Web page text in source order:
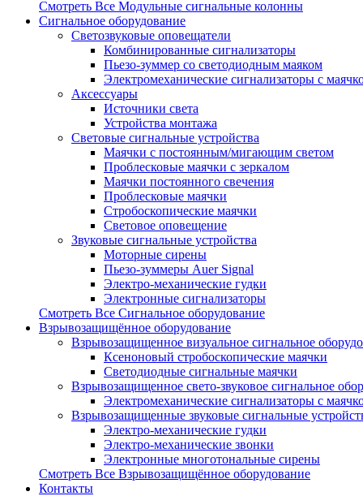
Смотреть Все Модульные сигнальные колонны
Сигнальное оборудование
Светозвуковые оповещатели
Комбинированные сигнализаторы
Пьезо-зуммер со светодиодным маяком
Электромеханические сигнализаторы с
Аксессуары
Источники света
Устройства монтажа
Световые сигнальные устройства
Маячки с постоянным/мигающим светом
Проблесковые маячки с зеркалом
Маячки постоянного свечения
Проблесковые маячки
Стробоскопические маячки
Световое оповещение
Звуковые сигнальные устройства
Моторные сирены
Пьезо-зуммеры Auer Signal
Электро-механические гудки
Электронные сигнализаторы
Смотреть Все Сигнальное оборудование
Взрывозащищённое оборудование
Взрывозащищенное визуальное сигнальное
Ксеноновый стробоскопические маячки
Светодиодные сигнальные маячки
Взрывозащищенное свето-звуковое сигнальное
Электромеханические сигнализаторы с
Взрывозащищенные звуковые сигнальные
Электро-механические гудки
Электро-механические звонки
Электронные многотональные сирены
Смотреть Все Взрывозащищённое оборудование
Контакты